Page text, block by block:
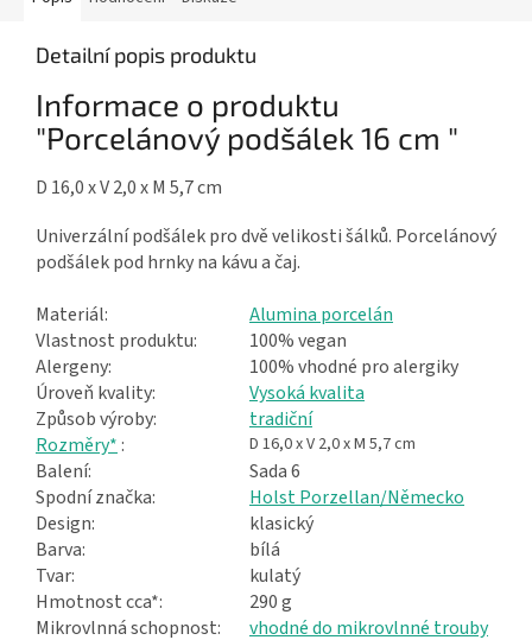
Detailní popis produktu
Informace o produktu
"Porcelánový podšálek 16 cm "
D 16,0 x V 2,0 x M 5,7 cm
Univerzální podšálek pro dvě velikosti šálků. Porcelánový
podšálek pod hrnky na kávu a čaj.
Materiál:
Alumina porcelán
Vlastnost produktu:
100% vegan
Alergeny:
100% vhodné pro alergiky
Úroveň kvality:
Vysoká kvalita
Způsob výroby:
tradiční
Rozměry* : D 16,0 x V 2,0 x M 5,7 cm
Balení:
Sada 6
Spodní značka:
Holst Porzellan/Německo
Design:
klasický
Barva:
bílá
Tvar:
kulatý
Hmotnost cca*:
290 g
Mikrovlnná schopnost:
vhodné do mikrovlnné trouby